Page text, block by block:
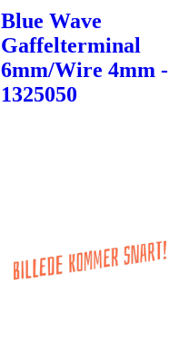
Blue Wave
Gaffelterminal
6mm/Wire 4mm -
1325050